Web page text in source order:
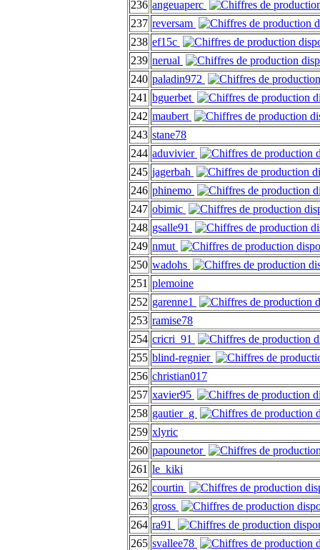
236 angeuaperc
237 reversam
238 ef15c
239 nerual
240 paladin972
241 bguerbet
242 maubert
243 stane78
244 aduvivier
245 jagerbah
246 phinemo
247 obimic
248 gsalle91
249 nmut
250 wadohs
251 plemoine
252 garenne1
253 ramise78
254 cricri_91
255 blind-regnier
256 christian017
257 xavier95
258 gautier_g
259 xlyric
260 papounetor
261 le_kiki
262 courtin
263 gross
264 ra91
265 svallee78